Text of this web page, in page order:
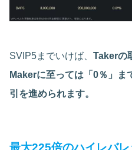
SVIP5までいけば、 Takerの
Makerに至っては「0％」ま
引を進められます。
最大225倍のハイレバ